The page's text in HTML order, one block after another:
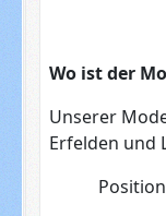
Wo ist der
Unserer
Erfelden und